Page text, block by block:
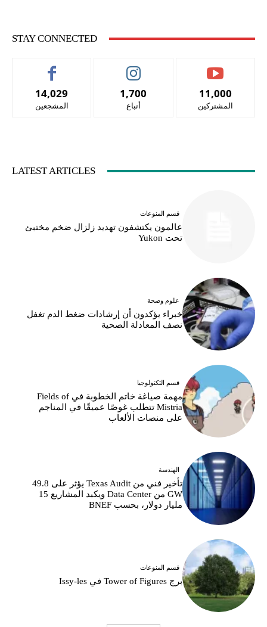
STAY CONNECTED
14,029
المشجعين
1,700
أتباع
11,000
المشتركين
LATEST ARTICLES
قسم المنوعات
عالمون يكتشفون تهديد زلزال ضخم مختبئ
تحت Yukon
علوم وصحة
خبراء يؤكدون أن إرشادات ضغط الدم تغفل
نصف المعادلة الصحية
قسم التكنولوجيا
مهمة صياغة خاتم الخطوبة في Fields of
Mistria تتطلب غوصًا عميقًا في المناجم
على منصات الألعاب
الهندسة
تأخير فني من Texas Audit يؤثر على 49.8
GW من Data Center ويكبد المشاريع 15
مليار دولار، بحسب BNEF
قسم المنوعات
برج Tower of Figures في Issy-les